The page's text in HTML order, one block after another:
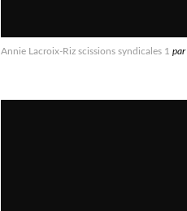
Annie Lacroix-Riz scissions syndicales 1 par